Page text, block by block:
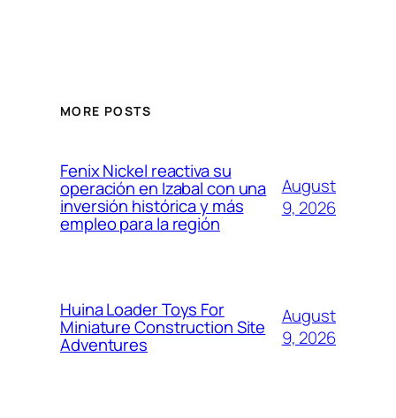
MORE POSTS
Fenix Nickel reactiva su
operación en Izabal con una
inversión histórica y más
empleo para la región
August
9, 2026
Huina Loader Toys For
Miniature Construction Site
Adventures
August
9, 2026